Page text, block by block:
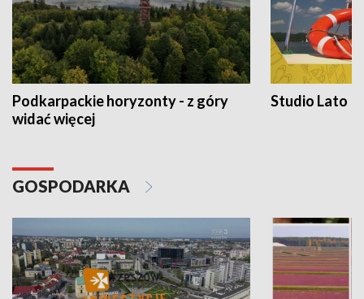
Podkarpackie horyzonty - z góry
widać więcej
Studio Lato
GOSPODARKA